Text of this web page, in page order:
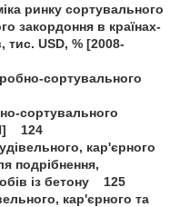
ринку сортувального
закордоння в країнах-
тис. USD, % [2008-
сортувального
сортувального
124
кар'єрного
подрібнення,
із бетону 125
кар'єрного та